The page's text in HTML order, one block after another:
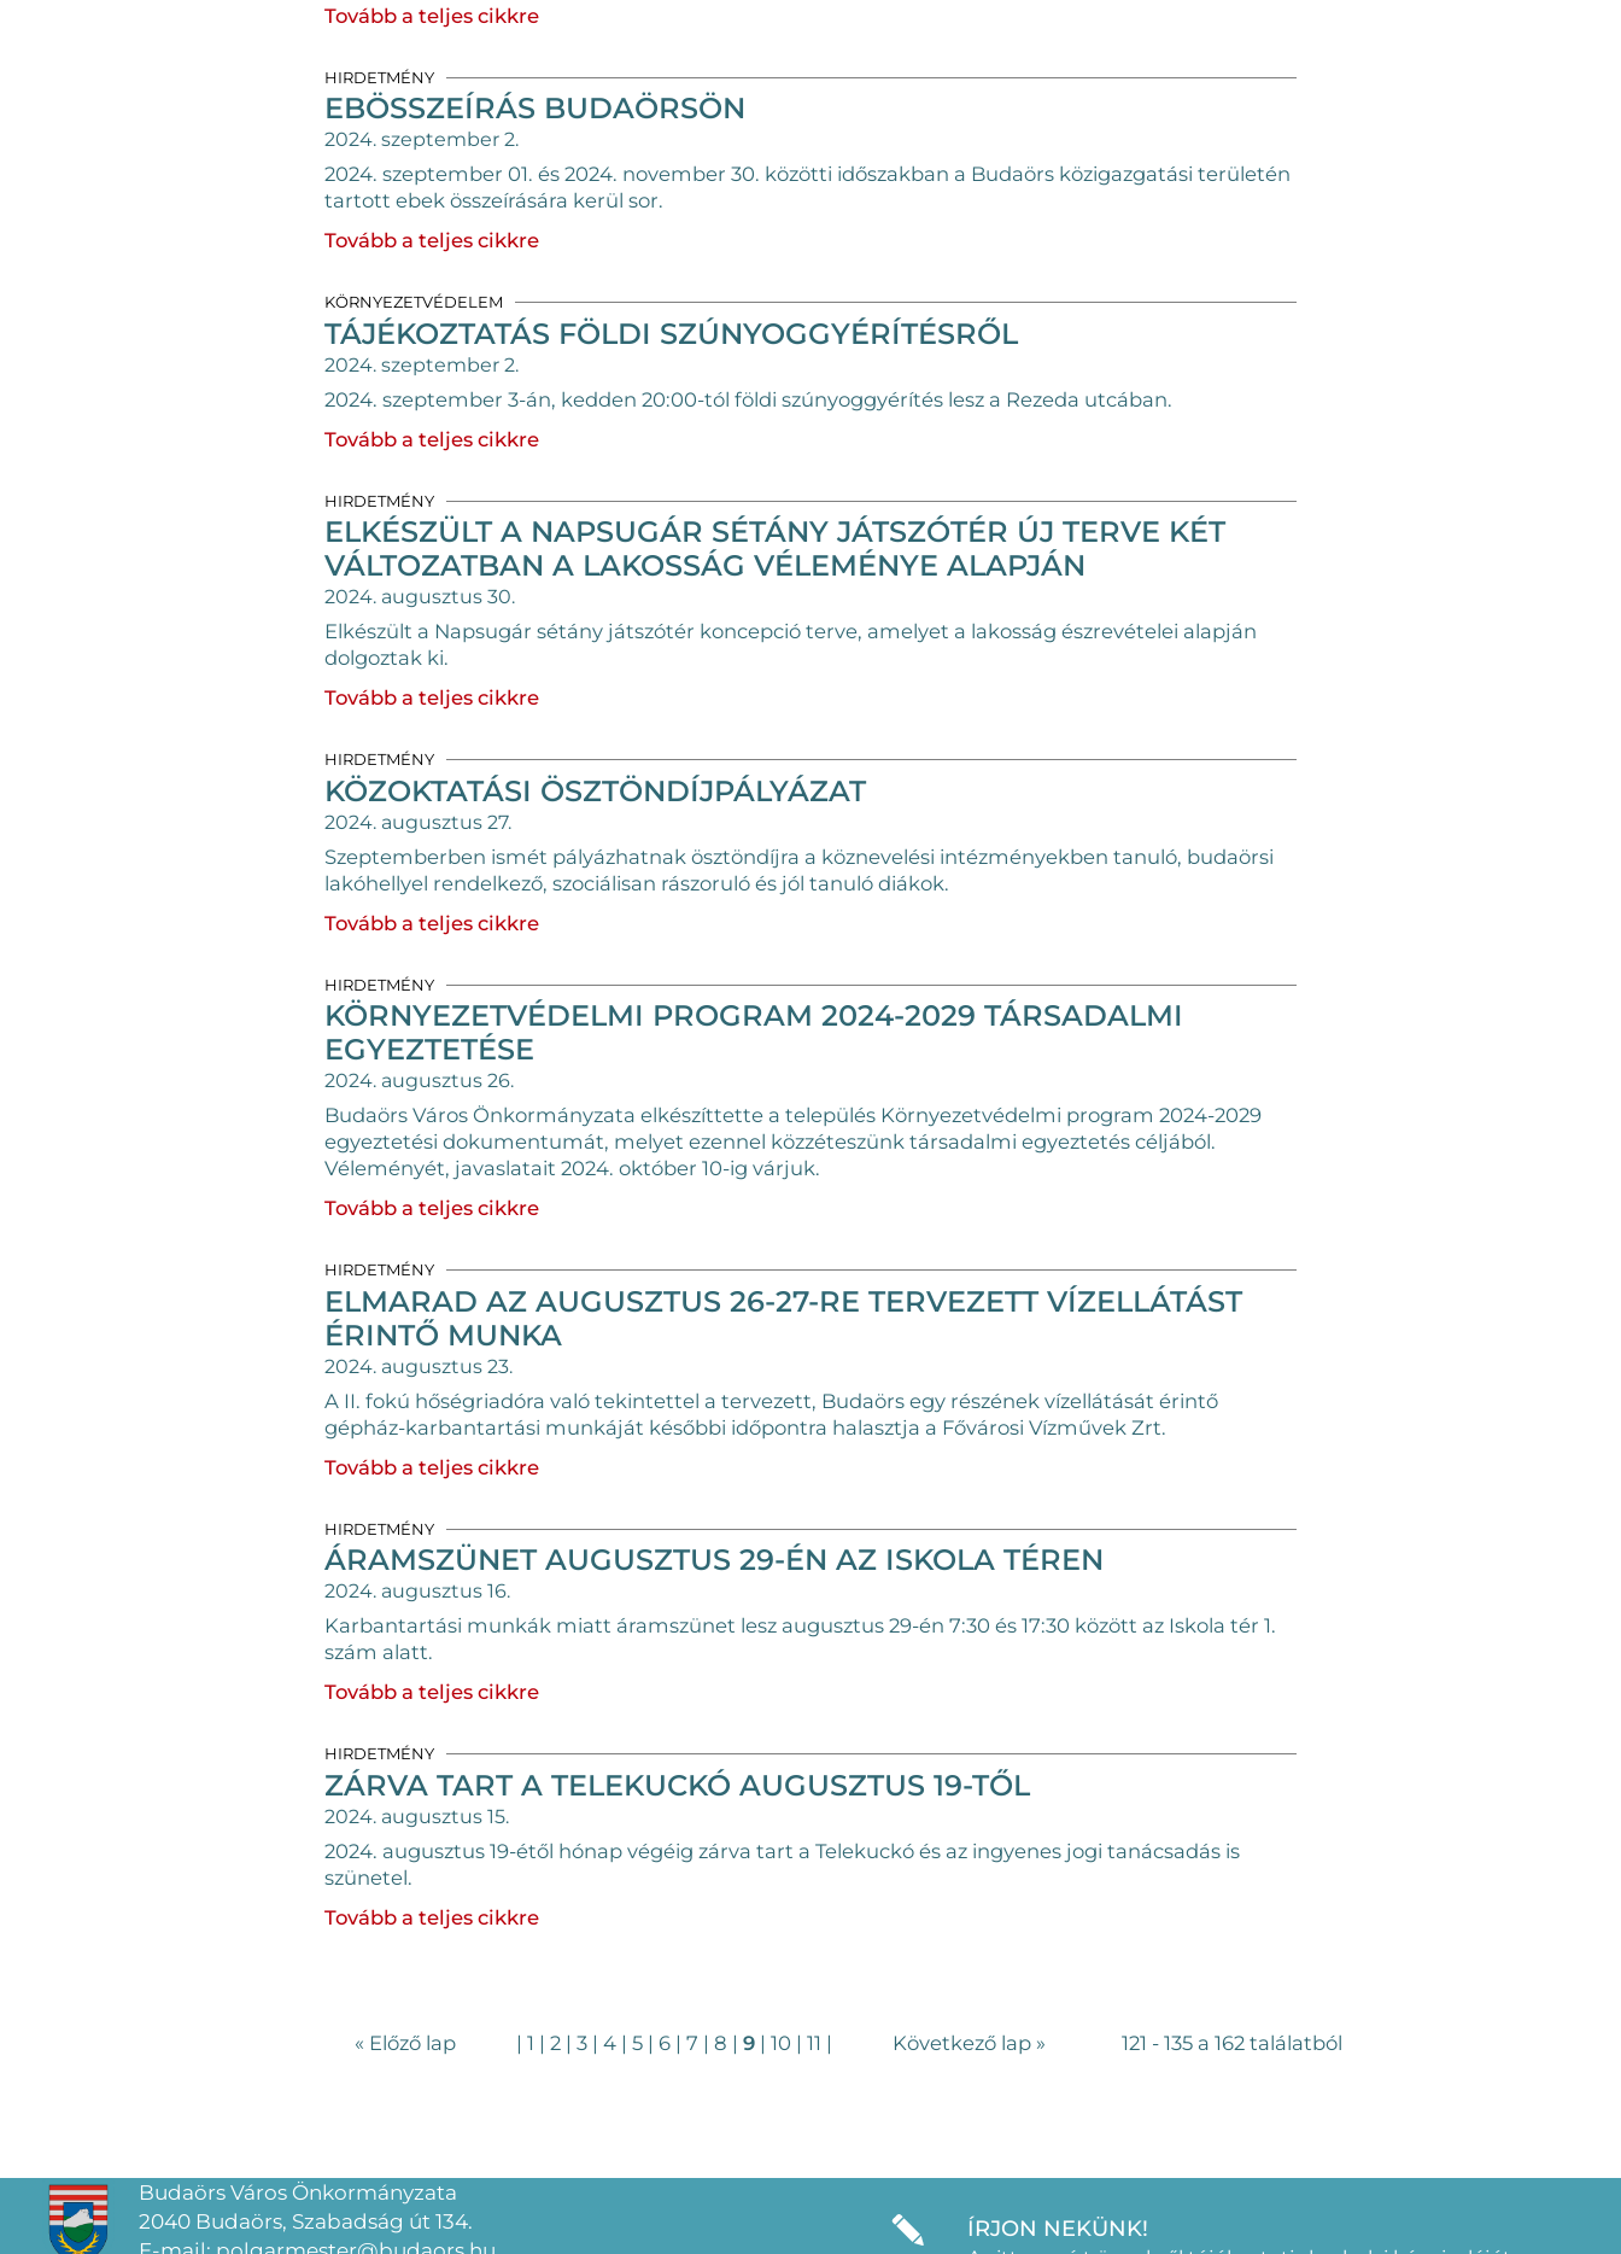
Tovább a teljes cikkre
HIRDETMÉNY
EBÖSSZEÍRÁS BUDAÖRSÖN
2024. szeptember 2.
2024. szeptember 01. és 2024. november 30. közötti időszakban a Budaörs közigazgatási területén
tartott ebek összeírására kerül sor.
Tovább a teljes cikkre
KÖRNYEZETVÉDELEM
TÁJÉKOZTATÁS FÖLDI SZÚNYOGGYÉRÍTÉSRŐL
2024. szeptember 2.
2024. szeptember 3-án, kedden 20:00-tól földi szúnyoggyérítés lesz a Rezeda utcában.
Tovább a teljes cikkre
HIRDETMÉNY
ELKÉSZÜLT A NAPSUGÁR SÉTÁNY JÁTSZÓTÉR ÚJ TERVE KÉT
VÁLTOZATBAN A LAKOSSÁG VÉLEMÉNYE ALAPJÁN
2024. augusztus 30.
Elkészült a Napsugár sétány játszótér koncepció terve, amelyet a lakosság észrevételei alapján
dolgoztak ki.
Tovább a teljes cikkre
HIRDETMÉNY
KÖZOKTATÁSI ÖSZTÖNDÍJPÁLYÁZAT
2024. augusztus 27.
Szeptemberben ismét pályázhatnak ösztöndíjra a köznevelési intézményekben tanuló, budaörsi
lakóhellyel rendelkező, szociálisan rászoruló és jól tanuló diákok.
Tovább a teljes cikkre
HIRDETMÉNY
KÖRNYEZETVÉDELMI PROGRAM 2024-2029 TÁRSADALMI
EGYEZTETÉSE
2024. augusztus 26.
Budaörs Város Önkormányzata elkészíttette a település Környezetvédelmi program 2024-2029
egyeztetési dokumentumát, melyet ezennel közzéteszünk társadalmi egyeztetés céljából.
Véleményét, javaslatait 2024. október 10-ig várjuk.
Tovább a teljes cikkre
HIRDETMÉNY
ELMARAD AZ AUGUSZTUS 26-27-RE TERVEZETT VÍZELLÁTÁST
ÉRINTŐ MUNKA
2024. augusztus 23.
A II. fokú hőségriadóra való tekintettel a tervezett, Budaörs egy részének vízellátását érintő
gépház-karbantartási munkáját későbbi időpontra halasztja a Fővárosi Vízművek Zrt.
Tovább a teljes cikkre
HIRDETMÉNY
ÁRAMSZÜNET AUGUSZTUS 29-ÉN AZ ISKOLA TÉREN
2024. augusztus 16.
Karbantartási munkák miatt áramszünet lesz augusztus 29-én 7:30 és 17:30 között az Iskola tér 1.
szám alatt.
Tovább a teljes cikkre
HIRDETMÉNY
ZÁRVA TART A TELEKUCKÓ AUGUSZTUS 19-TŐL
2024. augusztus 15.
2024. augusztus 19-étől hónap végéig zárva tart a Telekuckó és az ingyenes jogi tanácsadás is
szünetel.
Tovább a teljes cikkre
« Előző lap | 1 | 2 | 3 | 4 | 5 | 6 | 7 | 8 | 9 | 10 | 11 | Következő lap » 121 - 135 a 162 találatból
Budaörs Város Önkormányzata
2040 Budaörs, Szabadság út 134.
ÍRJON NEKÜNK!